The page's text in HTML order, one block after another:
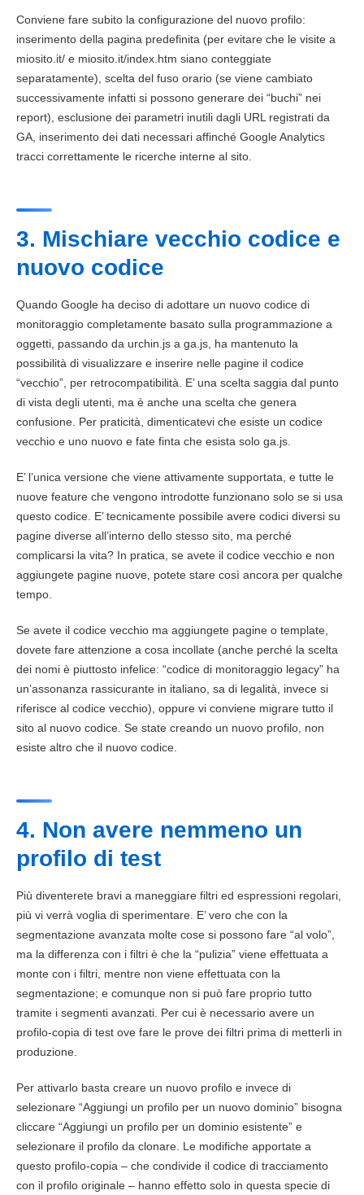
Conviene fare subito la configurazione del nuovo profilo:
inserimento della pagina predefinita (per evitare che le visite a
miosito.it/ e miosito.it/index.htm siano conteggiate
separatamente), scelta del fuso orario (se viene cambiato
successivamente infatti si possono generare dei “buchi” nei
report), esclusione dei parametri inutili dagli URL registrati da
GA, inserimento dei dati necessari affinché Google Analytics
tracci correttamente le ricerche interne al sito.
3. Mischiare vecchio codice e
nuovo codice
Quando Google ha deciso di adottare un nuovo codice di
monitoraggio completamente basato sulla programmazione a
oggetti, passando da urchin.js a ga.js, ha mantenuto la
possibilità di visualizzare e inserire nelle pagine il codice
“vecchio”, per retrocompatibilità. E’ una scelta saggia dal punto
di vista degli utenti, ma è anche una scelta che genera
confusione. Per praticità, dimenticatevi che esiste un codice
vecchio e uno nuovo e fate finta che esista solo ga.js.
E’ l’unica versione che viene attivamente supportata, e tutte le
nuove feature che vengono introdotte funzionano solo se si usa
questo codice. E’ tecnicamente possibile avere codici diversi su
pagine diverse all’interno dello stesso sito, ma perché
complicarsi la vita? In pratica, se avete il codice vecchio e non
aggiungete pagine nuove, potete stare così ancora per qualche
tempo.
Se avete il codice vecchio ma aggiungete pagine o template,
dovete fare attenzione a cosa incollate (anche perché la scelta
dei nomi è piuttosto infelice: “codice di monitoraggio legacy” ha
un’assonanza rassicurante in italiano, sa di legalità, invece si
riferisce al codice vecchio), oppure vi conviene migrare tutto il
sito al nuovo codice. Se state creando un nuovo profilo, non
esiste altro che il nuovo codice.
4. Non avere nemmeno un
profilo di test
Più diventerete bravi a maneggiare filtri ed espressioni regolari,
più vi verrà voglia di sperimentare. E’ vero che con la
segmentazione avanzata molte cose si possono fare “al volo”,
ma la differenza con i filtri è che la “pulizia” viene effettuata a
monte con i filtri, mentre non viene effettuata con la
segmentazione; e comunque non si può fare proprio tutto
tramite i segmenti avanzati. Per cui è necessario avere un
profilo-copia di test ove fare le prove dei filtri prima di metterli in
produzione.
Per attivarlo basta creare un nuovo profilo e invece di
selezionare “Aggiungi un profilo per un nuovo dominio” bisogna
cliccare “Aggiungi un profilo per un dominio esistente” e
selezionare il profilo da clonare. Le modifiche apportate a
questo profilo-copia – che condivide il codice di tracciamento
con il profilo originale – hanno effetto solo in questa specie di